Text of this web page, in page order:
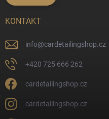
KONTAKT
info@cardetailingshop.cz
+420 725 666 262
cardetailingshop.cz
cardetailingshop.cz